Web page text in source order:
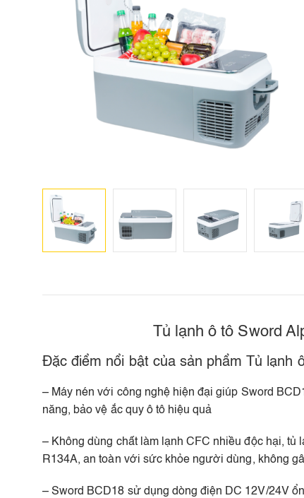
Tủ lạnh ô tô Sword
Đặc điểm nổi bật của sản phẩm Tủ lạnh
– Máy nén với công nghệ hiện đại giúp Sword
năng, bảo vệ ắc quy ô tô hiệu quả
– Không dùng chất làm lạnh CFC nhiều độc hại,
R134A, an toàn với sức khỏe người dùng, không
– Sword BCD18 sử dụng dòng điện DC 12V/24V